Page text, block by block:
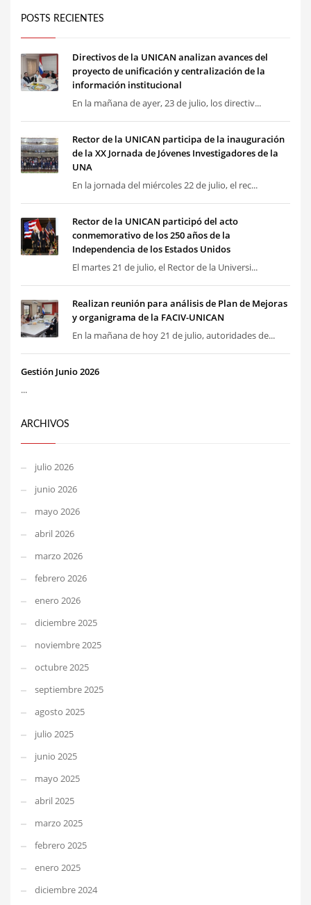
POSTS RECIENTES
Directivos de la UNICAN analizan avances del
proyecto de unificación y centralización de la
información institucional
En la mañana de ayer, 23 de julio, los directiv...
Rector de la UNICAN participa de la inauguración
de la XX Jornada de Jóvenes Investigadores de la
UNA
En la jornada del miércoles 22 de julio, el rec...
Rector de la UNICAN participó del acto
conmemorativo de los 250 años de la
Independencia de los Estados Unidos
El martes 21 de julio, el Rector de la Universi...
Realizan reunión para análisis de Plan de Mejoras
y organigrama de la FACIV-UNICAN
En la mañana de hoy 21 de julio, autoridades de...
Gestión Junio 2026
...
ARCHIVOS
julio 2026
junio 2026
mayo 2026
abril 2026
marzo 2026
febrero 2026
enero 2026
diciembre 2025
noviembre 2025
octubre 2025
septiembre 2025
agosto 2025
julio 2025
junio 2025
mayo 2025
abril 2025
marzo 2025
febrero 2025
enero 2025
diciembre 2024